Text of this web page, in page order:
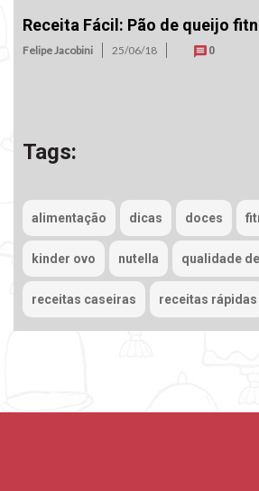
Receita Fácil: Pão de queijo
Felipe Jacobini 25/06/18 0
Tags:
alimentação dicas doces
kinder ovo nutella qualidade
receitas caseiras receitas rápidas